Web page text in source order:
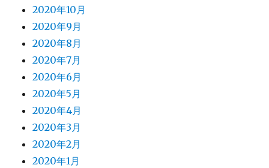
2020年10月
2020年9月
2020年8月
2020年7月
2020年6月
2020年5月
2020年4月
2020年3月
2020年2月
2020年1月